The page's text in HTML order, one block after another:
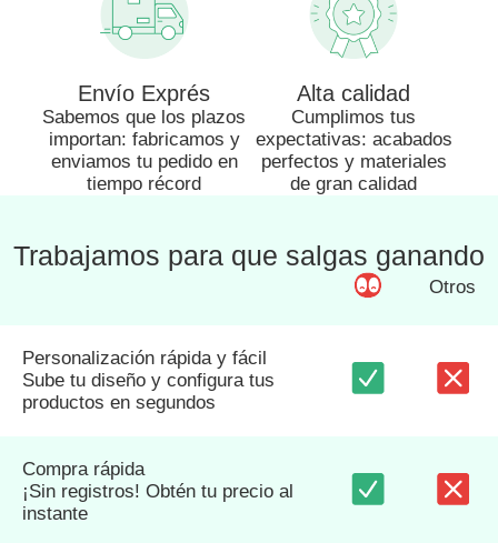
Envío Exprés
Sabemos que los plazos
importan: fabricamos y
enviamos tu pedido en
tiempo récord
Alta calidad
Cumplimos tus
expectativas: acabados
perfectos y materiales
de gran calidad
Trabajamos para que salgas ganando
Otros
Personalización rápida y fácil
Sube tu diseño y configura tus
productos en segundos
Compra rápida
¡Sin registros! Obtén tu precio al
instante